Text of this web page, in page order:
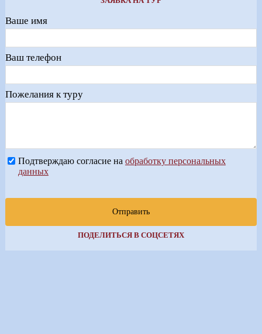
Ваше имя
Ваш телефон
Пожелания к туру
Подтверждаю согласие на обработку персональных
данных
Отправить
ПОДЕЛИТЬСЯ В СОЦСЕТЯХ